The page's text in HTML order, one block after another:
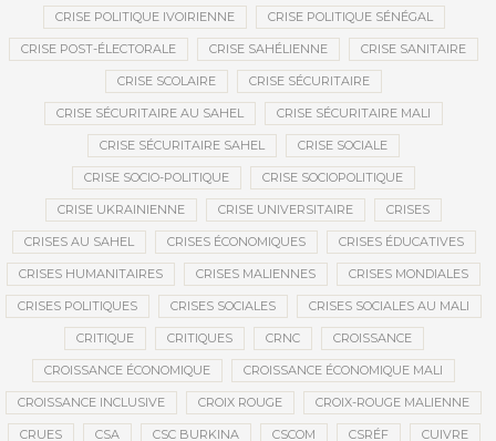
CRISE POLITIQUE IVOIRIENNE CRISE POLITIQUE SÉNÉGAL
CRISE POST-ÉLECTORALE CRISE SAHÉLIENNE CRISE SANITAIRE
CRISE SCOLAIRE CRISE SÉCURITAIRE
CRISE SÉCURITAIRE AU SAHEL CRISE SÉCURITAIRE MALI
CRISE SÉCURITAIRE SAHEL CRISE SOCIALE
CRISE SOCIO-POLITIQUE CRISE SOCIOPOLITIQUE
CRISE UKRAINIENNE CRISE UNIVERSITAIRE CRISES
CRISES AU SAHEL CRISES ÉCONOMIQUES CRISES ÉDUCATIVES
CRISES HUMANITAIRES CRISES MALIENNES CRISES MONDIALES
CRISES POLITIQUES CRISES SOCIALES CRISES SOCIALES AU MALI
CRITIQUE CRITIQUES CRNC CROISSANCE
CROISSANCE ÉCONOMIQUE CROISSANCE ÉCONOMIQUE MALI
CROISSANCE INCLUSIVE CROIX ROUGE CROIX-ROUGE MALIENNE
CRUES CSA CSC BURKINA CSCOM CSRÉF CUIVRE